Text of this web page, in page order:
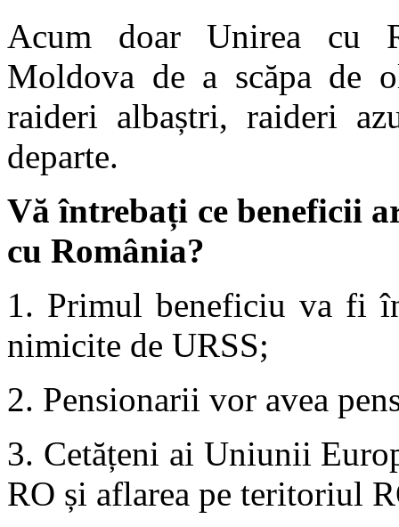
Acum doar Unirea cu
Moldova de a scăpa de
raideri albaștri, raideri
departe.
Vă întrebați ce beneficii
cu România?
1. Primul beneficiu va fi
nimicite de URSS;
2. Pensionarii vor avea
3. Cetățeni ai Uniunii
RO și aflarea pe teritoriul